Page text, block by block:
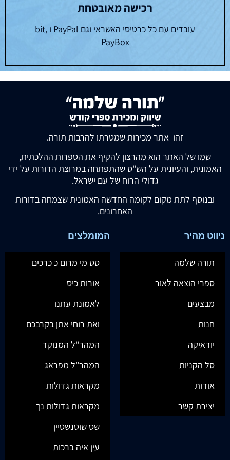
רכישה מאובטחת
עובדים עם כל כרטיסי האשראי וגם PayPal ו bit,
PayBox
זהו אתר מכירות שמטרתו להרבות תורה.
שמו של האתר הוא מהרצון להקיף את הספרות ההלכתית,
האמונית, והעיונית על הש"ס שהתפתחה במרוצת הדורות על ידי
גדולי הרוח של עם ישראל.
ובנוסף לתת מקום לקומה החדשה האמונית שצמחה בדורות
האחרונים.
ניווט מהיר
תורה שלמה
ספרי הוצאה לאור
מבצעים
חנות
יודאיקה
סל הקניות
אודות
יצירת קשר
המומלצים
סט מי מרום כ כרכים
אורות כיס
לאמונת עתנו
ואת רוחי אתן בקרבכם
המהר"ל המנוקד
המהר"ל מפראג
מקראות גדולות
מקראות גדולות נך
שס שוטנשטיין
עין איה ברכות